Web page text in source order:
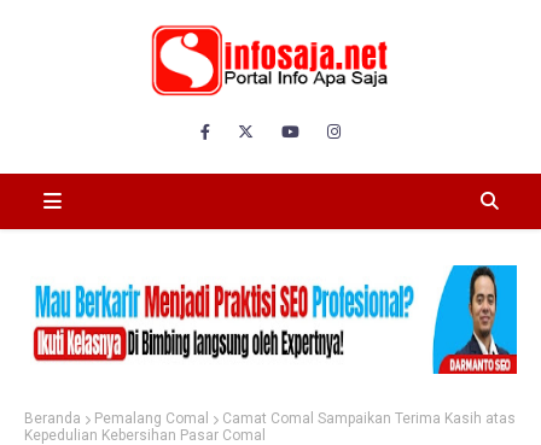
Beranda Pemalang Comal
Camat Comal Sampaikan Terima Kasih atas
Kepedulian Kebersihan Pasar Comal